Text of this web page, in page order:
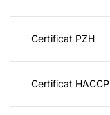
Certificat PZH
Certificat HACCP